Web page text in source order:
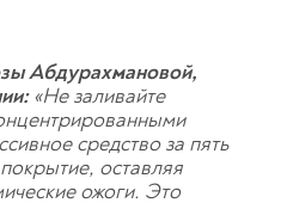
Абдурахмановой,
«Не заливайте
средство за пять
оставляя
ожоги. Это